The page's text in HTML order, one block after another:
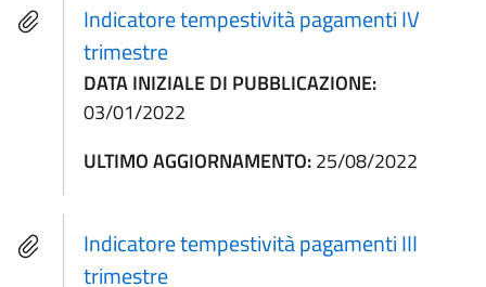
Indicatore tempestività pagamenti IV
trimestre
DATA INIZIALE DI PUBBLICAZIONE:
03/01/2022
ULTIMO AGGIORNAMENTO:25/08/2022
Indicatore tempestività pagamenti III
trimestre